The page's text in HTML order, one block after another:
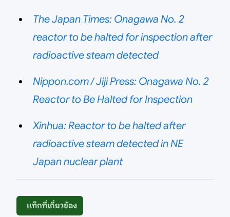
The Japan Times: Onagawa No. 2
reactor to be halted for inspection after
radioactive steam detected
Nippon.com / Jiji Press: Onagawa No. 2
Reactor to Be Halted for Inspection
Xinhua: Reactor to be halted after
radioactive steam detected in NE
Japan nuclear plant
แท็กที่เกี่ยวข้อง